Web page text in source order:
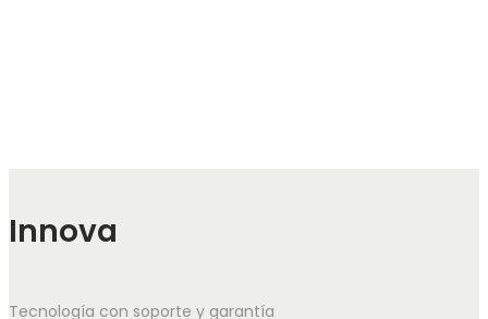
Innova
Tecnología con soporte y garantía